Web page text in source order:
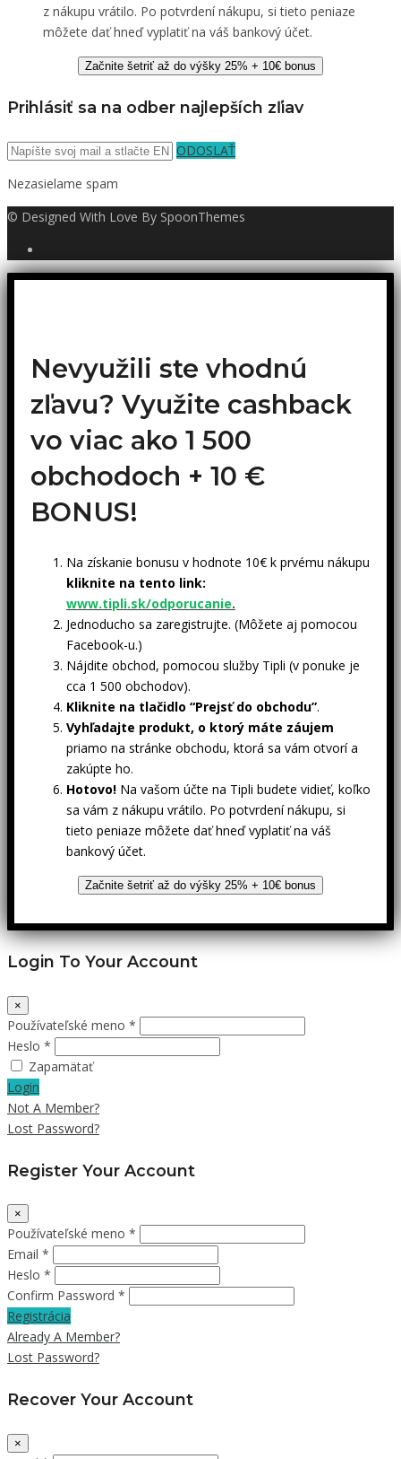
z nákupu vrátilo. Po potvrdení nákupu, si tieto peniaze
môžete dať hneď vyplatiť na váš bankový účet.
Začnite šetriť až do výšky 25% + 10€ bonus
Prihlásiť sa na odber najlepších zľiav
ODOSLAŤ
Nezasielame spam
© Designed With Love By SpoonThemes
Nevyužili ste vhodnú
zľavu? Využite cashback
vo viac ako 1 500
obchodoch + 10 €
BONUS!
Na získanie bonusu v hodnote 10€ k prvému nákupu
kliknite na tento link:
www.tipli.sk/odporucanie.
Jednoducho sa zaregistrujte. (Môžete aj pomocou
Facebook-u.)
Nájdite obchod, pomocou služby Tipli (v ponuke je
cca 1 500 obchodov).
Kliknite na tlačidlo “Prejsť do obchodu”.
Vyhľadajte produkt, o ktorý máte záujem
priamo na stránke obchodu, ktorá sa vám otvorí a
zakúpte ho.
Hotovo! Na vašom účte na Tipli budete vidieť, koľko
sa vám z nákupu vrátilo. Po potvrdení nákupu, si
tieto peniaze môžete dať hneď vyplatiť na váš
bankový účet.
Začnite šetriť až do výšky 25% + 10€ bonus
Login To Your Account
×
Používateľské meno *
Heslo *
Zapamätať
Login
Not A Member?
Lost Password?
Register Your Account
×
Používateľské meno *
Email *
Heslo *
Confirm Password *
Registrácia
Already A Member?
Lost Password?
Recover Your Account
×